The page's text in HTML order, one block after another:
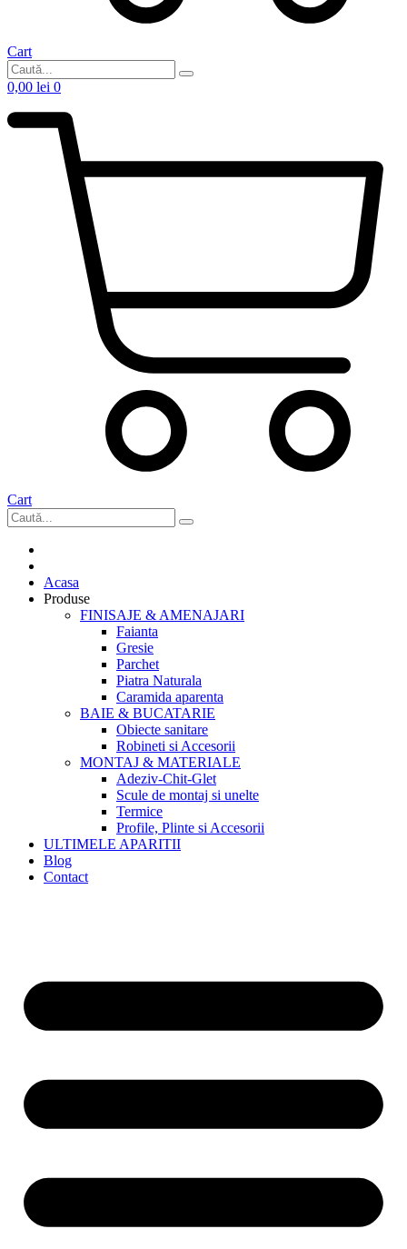
Cart
0,00 lei 0
Cart
Acasa
Produse
FINISAJE & AMENAJARI
Faianta
Gresie
Parchet
Piatra Naturala
Caramida aparenta
BAIE & BUCATARIE
Obiecte sanitare
Robineti si Accesorii
MONTAJ & MATERIALE
Adeziv-Chit-Glet
Scule de montaj si unelte
Termice
Profile, Plinte si Accesorii
ULTIMELE APARITII
Blog
Contact